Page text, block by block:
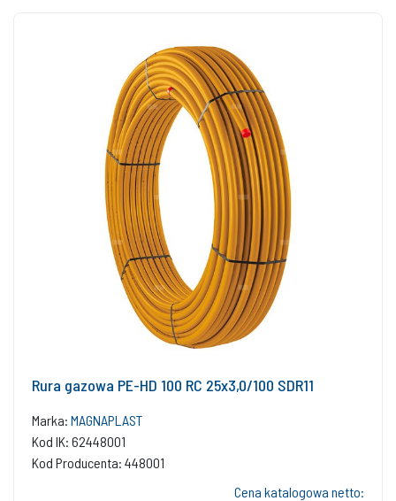
Rura gazowa PE-HD 100 RC 25x3,0/100 SDR11
Marka: MAGNAPLAST
Kod IK: 62448001
Kod Producenta: 448001
Cena katalogowa netto: